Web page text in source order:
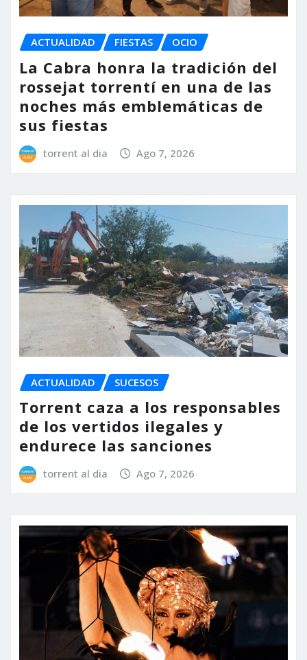
ACTUALIDAD FIESTAS OCIO
La Cabra honra la tradición del
rossejat torrentí en una de las
noches más emblemáticas de
sus fiestas
torrent al dia Ago 7, 2026
ACTUALIDAD SUCESOS
Torrent caza a los responsables
de los vertidos ilegales y
endurece las sanciones
torrent al dia Ago 7, 2026